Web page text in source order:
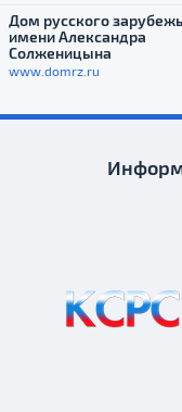
Дом русского
имени Александра
Солженицына
www.domrz.ru